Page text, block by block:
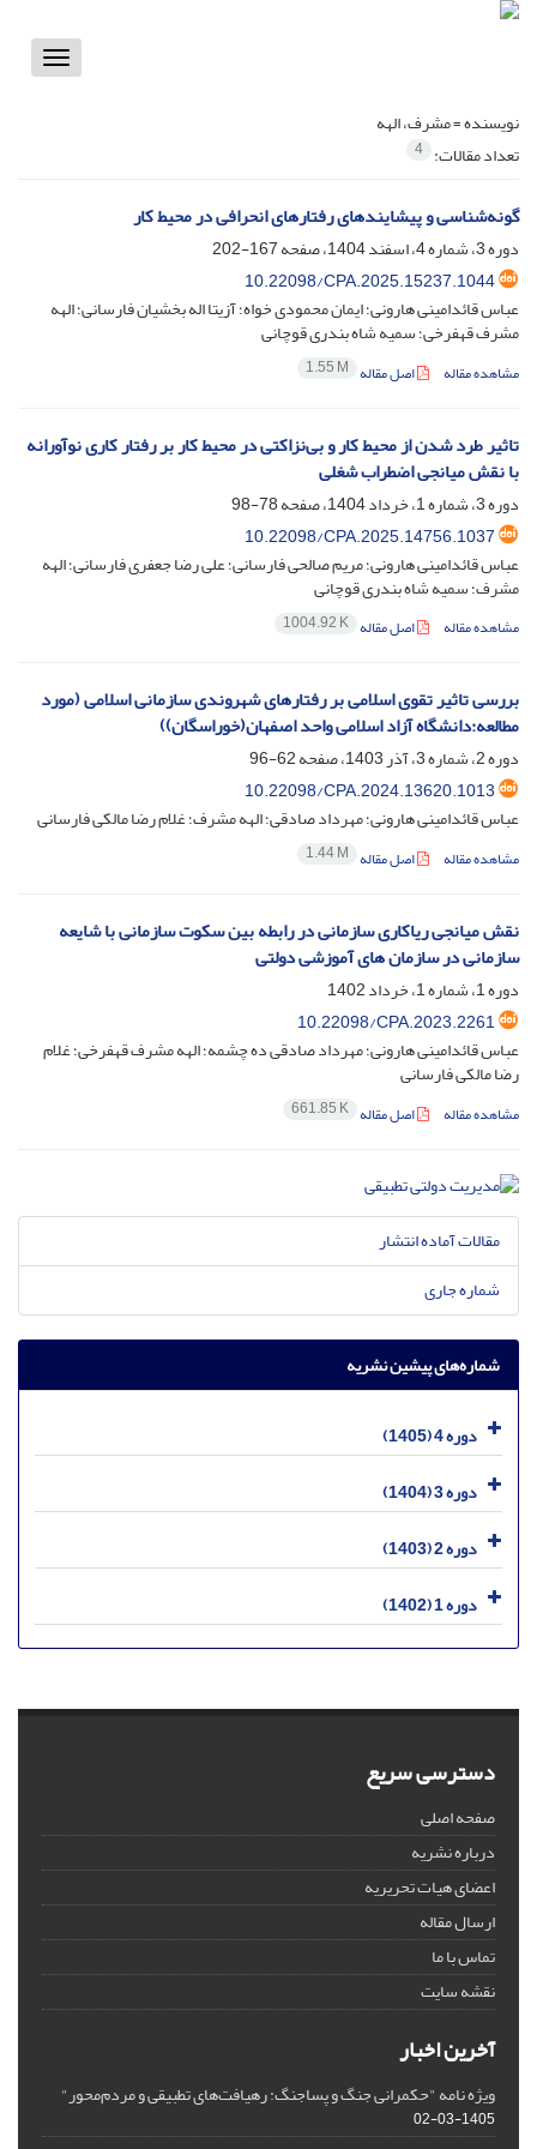
Toggle
نویسنده =مشرف، الهه
تعداد مقالات: 4
گونه‌شناسی و پیشایندهای رفتارهای انحرافی در محیط کار
دوره 3، شماره 4، اسفند 1404، صفحه
167-202
10.22098/CPA.2025.15237.1044
عباس قائدامینی هارونی؛ ایمان محمودی خواه؛ آزیتا اله بخشیان فارسانی؛ الهه
مشرف قهفرخی؛ سمیه شاه بندری قوچانی
مشاهده مقاله اصل مقاله 1.55 M
تاثیر طرد شدن از محیط کار و بی‌نزاکتی در محیط کار بر رفتار کاری نوآورانه
با نقش میانجی اضطراب شغلی
دوره 3، شماره 1، خرداد 1404، صفحه
78-98
10.22098/CPA.2025.14756.1037
عباس قائدامینی هارونی؛ مریم صالحی فارسانی؛ علی رضا جعفری فارسانی؛ الهه
مشرف؛ سمیه شاه بندری قوچانی
مشاهده مقاله اصل مقاله 1004.92 K
بررسی تاثیر تقوی اسلامی بر رفتارهای شهروندی سازمانی اسلامی (مورد
مطالعه:دانشگاه آزاد اسلامی واحد اصفهان(خوراسگان))
دوره 2، شماره 3، آذر 1403، صفحه
62-96
10.22098/CPA.2024.13620.1013
عباس قائدامینی هارونی؛ مهرداد صادقی؛ الهه مشرف؛ غلام رضا مالکی فارسانی
مشاهده مقاله اصل مقاله 1.44 M
نقش میانجی ریاکاری سازمانی در رابطه بین سکوت سازمانی با شایعه
سازمانی در سازمان های آموزشی دولتی
دوره 1، شماره 1، خرداد 1402
10.22098/CPA.2023.2261
عباس قائدامینی هارونی؛ مهرداد صادقی ده چشمه؛ الهه مشرف قهفرخی؛ غلام
رضا مالکی فارسانی
مشاهده مقاله اصل مقاله 661.85 K
مقالات آماده انتشار
شماره جاری
شماره‌های پیشین نشریه
دوره 4 (1405)
دوره 3 (1404)
دوره 2 (1403)
دوره 1 (1402)
دسترسی سریع
صفحه اصلی
درباره نشریه
اعضای هیات تحریریه
ارسال مقاله
تماس با ما
نقشه سایت
آخرین اخبار
ویژه نامه "حکمرانی جنگ و پساجنگ: رهیافت‌های تطبیقی و مردم‌محور"
1405-03-02